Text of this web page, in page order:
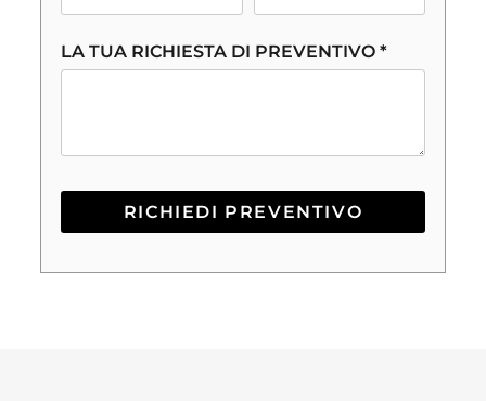
LA TUA RICHIESTA DI PREVENTIVO *
RICHIEDI PREVENTIVO